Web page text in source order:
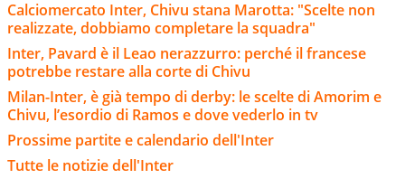
Calciomercato Inter, Chivu stana Marotta: "Scelte non
realizzate, dobbiamo completare la squadra"
Inter, Pavard è il Leao nerazzurro: perché il francese
potrebbe restare alla corte di Chivu
Milan-Inter, è già tempo di derby: le scelte di Amorim e
Chivu, l’esordio di Ramos e dove vederlo in tv
Prossime partite e calendario dell'Inter
Tutte le notizie dell'Inter